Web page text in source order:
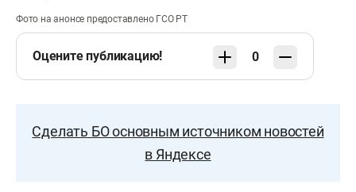
Фото на анонсе предоставлено ГСО РТ
Оцените публикацию! 0
Сделать БО основным источником новостей
в Яндексе